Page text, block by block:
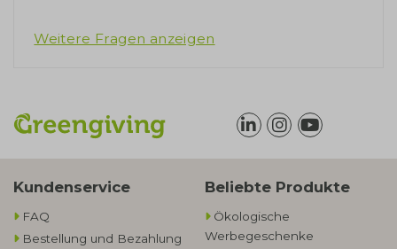
Weitere Fragen anzeigen
Kundenservice
FAQ
Bestellung und Bezahlung
Beliebte Produkte
Ökologische
Werbegeschenke​